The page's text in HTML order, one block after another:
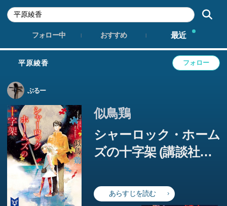
フォロー中 おすすめ 最近
平原綾香 フォロー
ぶるー
似鳥鶏
シャーロック・ホーム
ズの十字架 (講談社タ
あらすじを読む